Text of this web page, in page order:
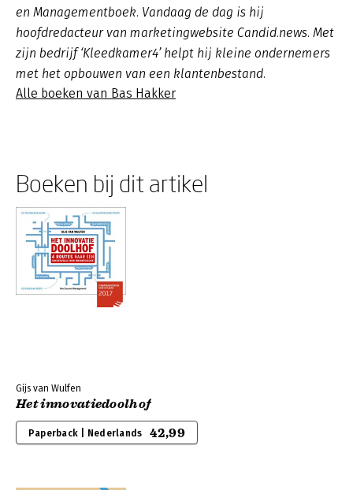
en Managementboek. Vandaag de dag is hij
hoofdredacteur van marketingwebsite Candid.news. Met
zijn bedrijf ‘Kleedkamer4’ helpt hij kleine ondernemers
met het opbouwen van een klantenbestand.
Alle boeken van Bas Hakker
Boeken bij dit artikel
Gijs van Wulfen
Het innovatiedoolhof
Paperback | Nederlands 42,99